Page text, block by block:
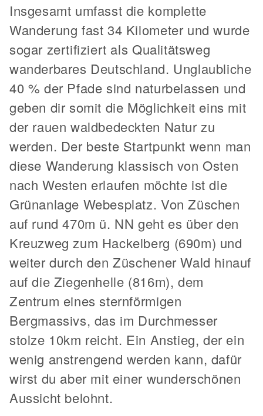
Insgesamt umfasst die komplette
Wanderung fast 34 Kilometer und wurde
sogar zertifiziert als Qualitätsweg
wanderbares Deutschland. Unglaubliche
40 % der Pfade sind naturbelassen und
geben dir somit die Möglichkeit eins mit
der rauen waldbedeckten Natur zu
werden. Der beste Startpunkt wenn man
diese Wanderung klassisch von Osten
nach Westen erlaufen möchte ist die
Grünanlage Webesplatz. Von Züschen
auf rund 470m ü. NN geht es über den
Kreuzweg zum Hackelberg (690m) und
weiter durch den Züschener Wald hinauf
auf die Ziegenhelle (816m), dem
Zentrum eines sternförmigen
Bergmassivs, das im Durchmesser
stolze 10km reicht. Ein Anstieg, der ein
wenig anstrengend werden kann, dafür
wirst du aber mit einer wunderschönen
Aussicht belohnt.